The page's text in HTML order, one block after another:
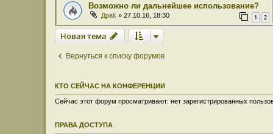
Возможно ли дальнейшее использование?
Дрak » 27.10.16, 18:30 1 2
Новая тема
Вернуться к списку форумов
КТО СЕЙЧАС НА КОНФЕРЕНЦИИ
Сейчас этот форум просматривают: нет зарегистрированных
ПРАВА ДОСТУПА